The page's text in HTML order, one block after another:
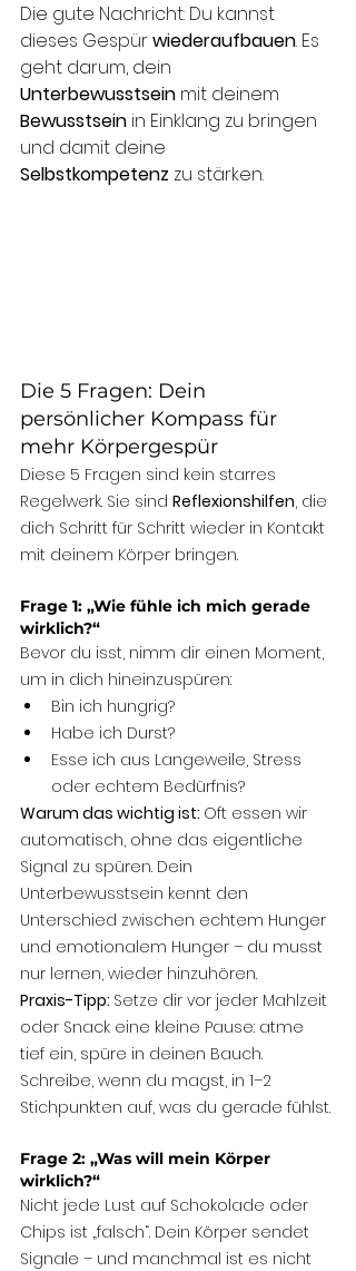
Die gute Nachricht: Du kannst
dieses Gespür wiederaufbauen. Es
geht darum, dein
Unterbewusstsein mit deinem
Bewusstsein in Einklang zu bringen
und damit deine
Selbstkompetenz zu stärken.
Die 5 Fragen: Dein
persönlicher Kompass für
mehr Körpergespür
Diese 5 Fragen sind kein starres
Regelwerk. Sie sind Reflexionshilfen, die
dich Schritt für Schritt wieder in Kontakt
mit deinem Körper bringen.
Frage 1: „Wie fühle ich mich gerade
wirklich?“
Bevor du isst, nimm dir einen Moment,
um in dich hineinzuspüren:
Bin ich hungrig?
Habe ich Durst?
Esse ich aus Langeweile, Stress
oder echtem Bedürfnis?
Warum das wichtig ist: Oft essen wir
automatisch, ohne das eigentliche
Signal zu spüren. Dein
Unterbewusstsein kennt den
Unterschied zwischen echtem Hunger
und emotionalem Hunger – du musst
nur lernen, wieder hinzuhören.
Praxis-Tipp: Setze dir vor jeder Mahlzeit
oder Snack eine kleine Pause: atme
tief ein, spüre in deinen Bauch.
Schreibe, wenn du magst, in 1–2
Stichpunkten auf, was du gerade fühlst.
Frage 2: „Was will mein Körper
wirklich?“
Nicht jede Lust auf Schokolade oder
Chips ist „falsch“. Dein Körper sendet
Signale – und manchmal ist es nicht